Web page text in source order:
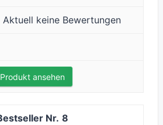
Aktuell keine Bewertungen
Produkt ansehen
8